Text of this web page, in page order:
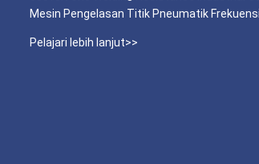
Mesin Pengelasan Titik Pneumatik
Pelajari lebih lanjut>>